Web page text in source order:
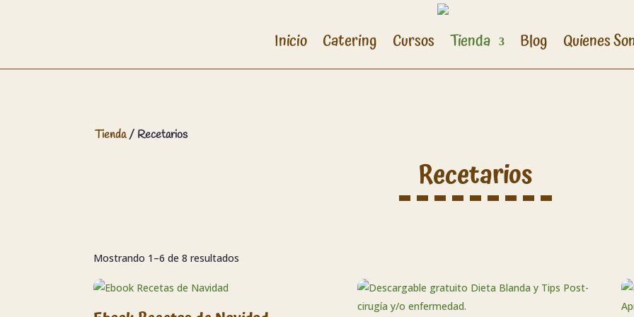
Inicio Catering Cursos Tienda Blog Quienes
Tienda/ Recetarios
Recetarios
Mostrando 1–6 de 8 resultados